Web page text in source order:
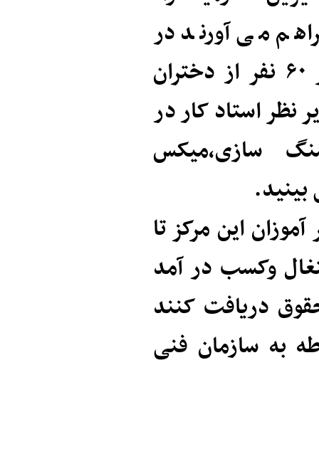
می آورند در
توضیحاتی عنوان داشت : در حال حاضر ۶۰ نفر از دختران
مرکززیر نظر استاد کار در
سازی،میکس
بینید.
این مرکز تا
وکسب در آمد
دریافت کنند
به سازمان فنی